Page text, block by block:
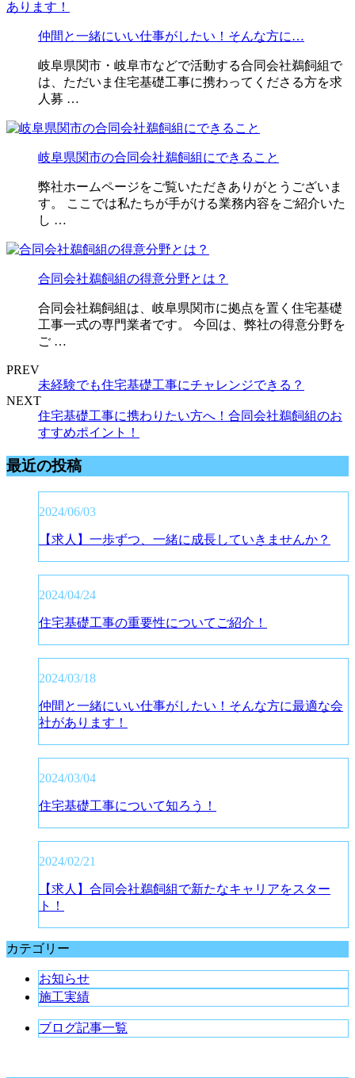
仲間と一緒にいい仕事がしたい！そんな方に…
岐阜県関市・岐阜市などで活動する合同会社鵜飼組で
は、ただいま住宅基礎工事に携わってくださる方を求
人募 …
岐阜県関市の合同会社鵜飼組にできること
弊社ホームページをご覧いただきありがとうございま
す。 ここでは私たちが手がける業務内容をご紹介いた
し …
合同会社鵜飼組の得意分野とは？
合同会社鵜飼組は、岐阜県関市に拠点を置く住宅基礎
工事一式の専門業者です。 今回は、弊社の得意分野を
ご …
PREV
未経験でも住宅基礎工事にチャレンジできる？
NEXT
住宅基礎工事に携わりたい方へ！合同会社鵜飼組のお
すすめポイント！
最近の投稿
2024/06/03
【求人】一歩ずつ、一緒に成長していきませんか？
2024/04/24
住宅基礎工事の重要性についてご紹介！
2024/03/18
仲間と一緒にいい仕事がしたい！そんな方に最適な会
社があります！
2024/03/04
住宅基礎工事について知ろう！
2024/02/21
【求人】合同会社鵜飼組で新たなキャリアをスター
ト！
カテゴリー
お知らせ
施工実績
ブログ記事一覧